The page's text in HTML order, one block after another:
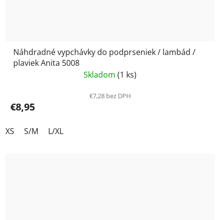
Náhdradné vypchávky do podprseniek / lambád /
plaviek Anita 5008
Skladom (1 ks)
€7,28 bez DPH
€8,95
XS S/M L/XL